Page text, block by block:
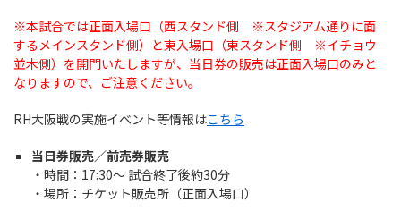
マスコット
株式会社 ブレイブルーパス東京概要
株式会社 チームの歴史
地域貢献活動
パートナー
InstagramX
パートナーシップのご案内
※本試合では正面入場口（西スタンド側 ※スタジアム通りに面
するメインスタンド側）と東入場口（東スタンド側 ※イチョウ
並木側）を開門いたしますが、当日券の販売は正面入場口のみと
なりますので、ご注意ください。
RH大阪戦の実施イベント等情報はこちら
当日券販売／前売券販売
・時間：17:30～ 試合終了後約30分
・場所：チケット販売所（正面入場口）